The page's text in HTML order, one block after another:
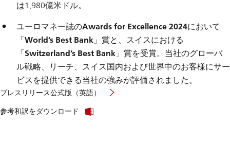
は1,980億米ドル。
ユーロマネー誌のAwards for Excellence 2024において
「World’s Best Bank」賞と、スイスにおける
「Switzerland’s Best Bank」賞を受賞。 当社のグローバ
ル戦略、リーチ、スイス国内および世界中のお客様にサー
ビスを提供できる当社の強みが評価されました。
プレスリリース公式版（英語）
参考和訳をダウンロード